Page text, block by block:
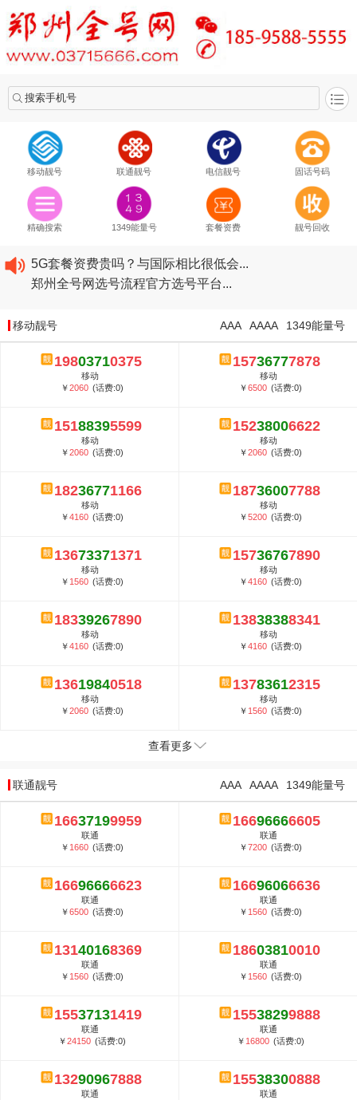
搜索手机号
移动靓号 联通靓号 电信靓号 固话号码
精确搜索 1349能量号 套餐资费 靓号回收
2020​移动最新套餐资费...
2020​联通最新套餐资费...
5G套餐资费贵吗？与国际相比很低会...
郑州全号网选号流程官方选号平台...
2020​联通最新套餐资费...
2020​电信最新套餐资费...
5G套餐资费贵吗？与国际相比很低会...
郑州全号网选号流程官方选号平台...
移动靓号 1349能量号
AAAA
AAA
19803710375
移动
￥2060 (话费:0)
15736777878
移动
￥6500 (话费:0)
15188395599
移动
￥2060 (话费:0)
15238006622
移动
￥2060 (话费:0)
18236771166
移动
￥4160 (话费:0)
18736007788
移动
￥5200 (话费:0)
13673371371
移动
￥ 1560 (话费:0)
15736767890
移动
￥4160 (话费:0)
18339267890
移动
￥4160 (话费:0)
13838388341
移动
￥4160 (话费:0)
13619840518
移动
￥2060 (话费:0)
13783612315
移动
￥ 1560 (话费:0)
查看更多
联通靓号 1349能量号
AAAA
AAA
16637199959
联通
￥ 1660 (话费:0)
16696666605
联通
￥7200 (话费:0)
16696666623
联通
￥6500 (话费:0)
16696066636
联通
￥ 1560 (话费:0)
13140168369
联通
￥ 1560 (话费:0)
18603810010
联通
￥ 1560 (话费:0)
15537131419
联通
￥24150 (话费:0)
15538299888
联通
￥ 16800 (话费:0)
13290967888
联通
15538300888
联通